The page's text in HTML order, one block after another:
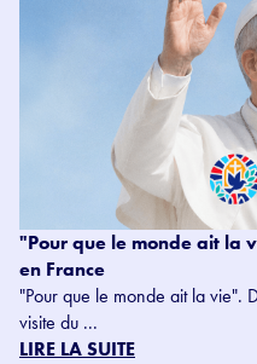
"Pour que le monde ait la
en France
"Pour que le monde ait la vie".
visite du ...
LIRE LA SUITE